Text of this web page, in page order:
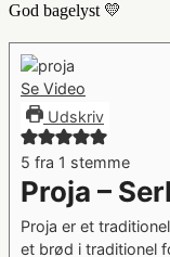
God bagelyst 💛
Se Video
Udskriv
5 fra 1 stemme
Proja –
Proja er et
et brød i traditionel